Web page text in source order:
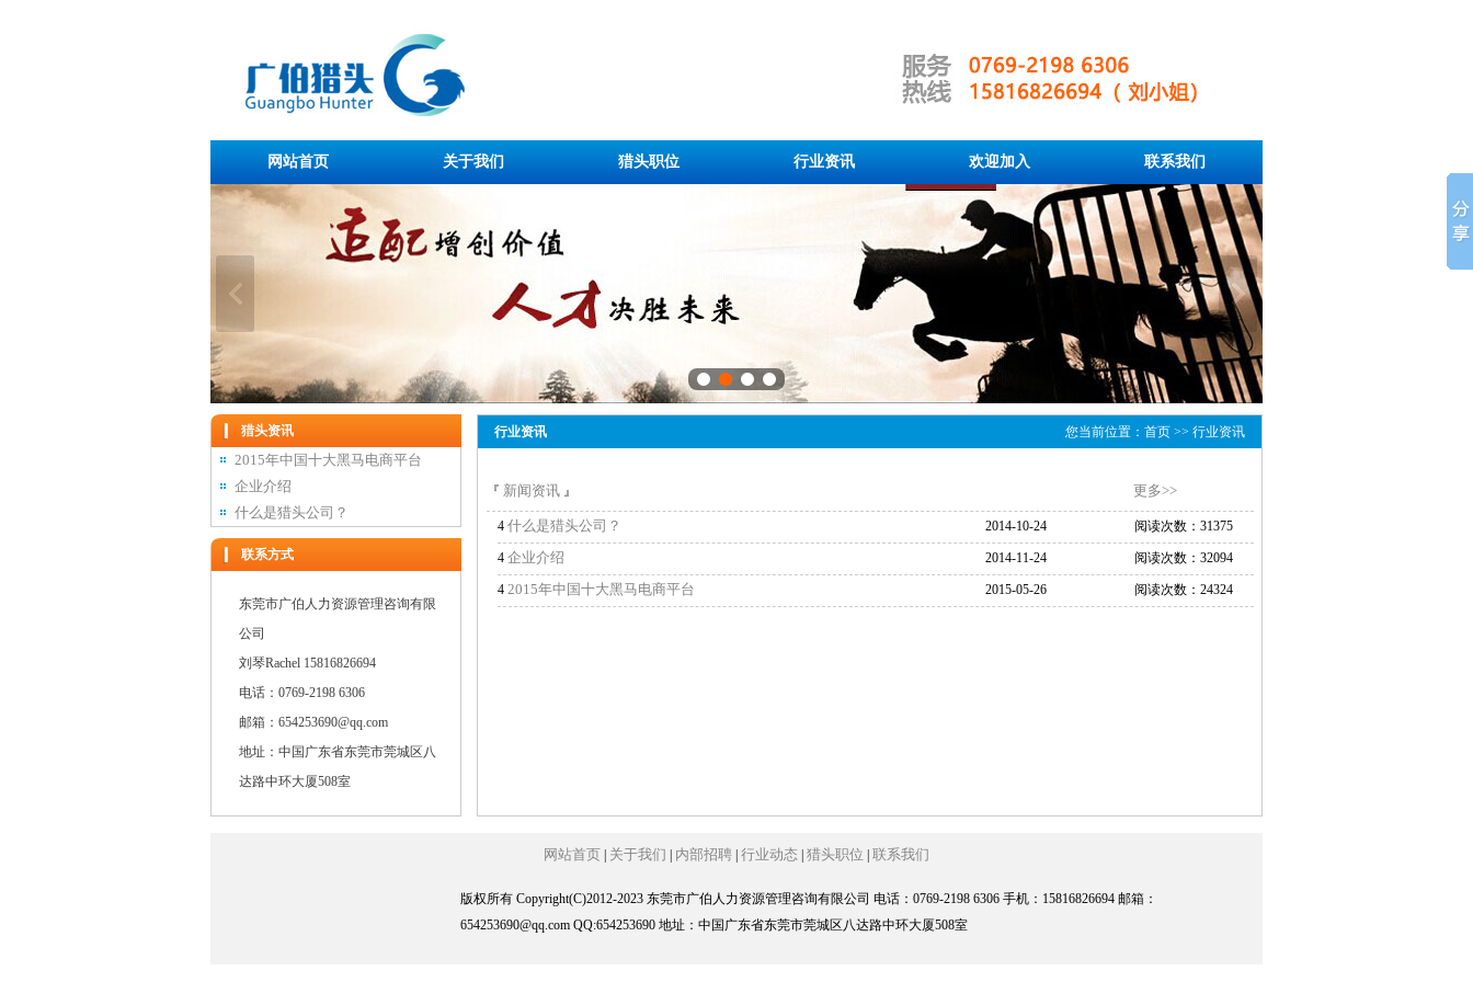
网站首页 关于我们 猎头职位 行业资讯 欢迎加入 联系我们
猎头资讯
2015年中国十大黑马电商平台
企业介绍
什么是猎头公司？
联系方式
东莞市广伯人力资源管理咨询有限
公司
刘琴Rachel 15816826694
电话：0769-2198 6306
邮箱：654253690@qq.com
地址：中国广东省东莞市莞城区八
达路中环大厦508室
行业资讯 您当前位置：首页 >> 行业资讯
『 新闻资讯 』 更多>>
4 什么是猎头公司？ 2014-10-24 阅读次数： 31375
4 企业介绍 2014-11-24 阅读次数： 32094
4 2015年中国十大黑马电商平台 2015-05-26 阅读次数： 24324
网站首页 关于我们 内部招聘 行业动态 猎头职位 联系我们
版权所有 Copyright(C)2012-2023 东莞市广伯人力资源管理咨询有限公司 电话：0769-2198 6306 手机：15816826694 邮箱：
654253690@qq.com QQ:654253690 地址：中国广东省东莞市莞城区八达路中环大厦508室